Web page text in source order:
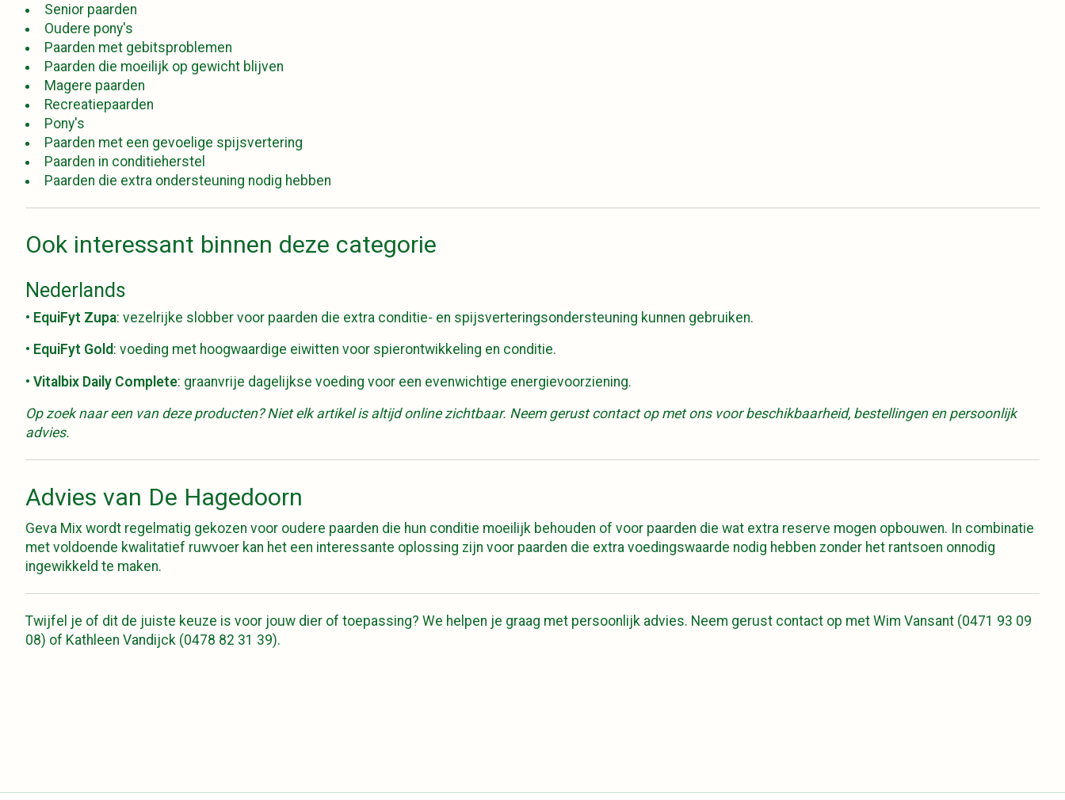
Senior paarden
Oudere pony's
Paarden met gebitsproblemen
Paarden die moeilijk op gewicht blijven
Magere paarden
Recreatiepaarden
Pony's
Paarden met een gevoelige spijsvertering
Paarden in conditieherstel
Paarden die extra ondersteuning nodig hebben
Ook interessant binnen deze categorie
Nederlands
• EquiFyt Zupa: vezelrijke slobber voor paarden die extra conditie- en spijsverteringsondersteuning kunnen gebruiken.
• EquiFyt Gold: voeding met hoogwaardige eiwitten voor spierontwikkeling en conditie.
• Vitalbix Daily Complete: graanvrije dagelijkse voeding voor een evenwichtige energievoorziening.
Op zoek naar een van deze producten? Niet elk artikel is altijd online zichtbaar. Neem gerust contact op met ons voor beschikbaarheid, bestellingen en persoonlijk
advies.
Advies van De Hagedoorn
Geva Mix wordt regelmatig gekozen voor oudere paarden die hun conditie moeilijk behouden of voor paarden die wat extra reserve mogen opbouwen. In combinatie
met voldoende kwalitatief ruwvoer kan het een interessante oplossing zijn voor paarden die extra voedingswaarde nodig hebben zonder het rantsoen onnodig
ingewikkeld te maken.
Twijfel je of dit de juiste keuze is voor jouw dier of toepassing? We helpen je graag met persoonlijk advies. Neem gerust contact op met Wim Vansant (0471 93 09
08) of Kathleen Vandijck (0478 82 31 39).